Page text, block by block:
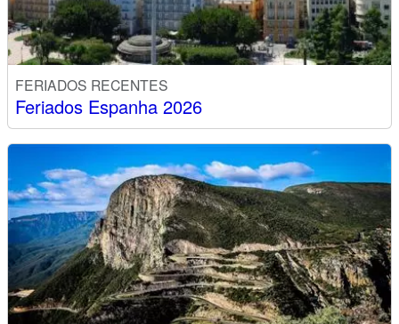
FERIADOS RECENTES
Feriados Espanha 2026